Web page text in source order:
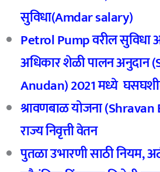
सुविधा(Amdar salary)
Petrol Pump वरील सुविधा
अधिकारशेळी पालन अनुदान
Anudan) 2021 मध्ये
श्रावणबाळ योजना
राज्य निवृत्ती वेतन
पुतळा उभारणी साठी नियम,